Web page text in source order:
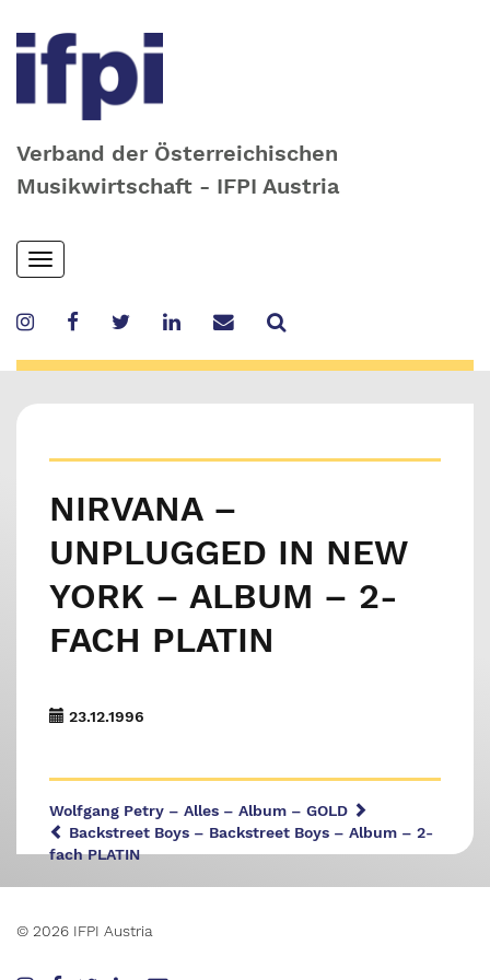
Verband der Österreichischen
Musikwirtschaft - IFPI Austria
Skip
to
content
Toggle
navigation
NIRVANA –
UNPLUGGED IN NEW
YORK – ALBUM – 2-
FACH PLATIN
23.12.1996
Wolfgang Petry – Alles – Album – GOLD
Backstreet Boys – Backstreet Boys – Album – 2-
fach PLATIN
© 2026 IFPI Austria